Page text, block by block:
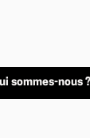
sommes-nous ?